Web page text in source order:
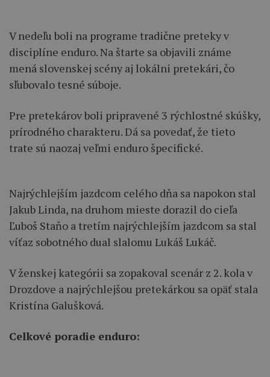
V nedeľu boli na programe tradične preteky v
disciplíne enduro. Na štarte sa objavili známe
mená slovenskej scény aj lokálni pretekári, čo
sľubovalo tesné súboje.
Pre pretekárov boli pripravené 3 rýchlostné skúšky,
prírodného charakteru. Dá sa povedať, že tieto
trate sú naozaj veľmi enduro špecifické.
Najrýchlejším jazdcom celého dňa sa napokon stal
Jakub Linda, na druhom mieste dorazil do cieľa
Ľuboš Staňo a tretím najrýchlejším jazdcom sa stal
víťaz sobotného dual slalomu Lukáš Lukáč.
V ženskej kategórii sa zopakoval scenár z 2. kola v
Drozdove a najrýchlejšou pretekárkou sa opäť stala
Kristína Galušková.
Celkové poradie enduro: